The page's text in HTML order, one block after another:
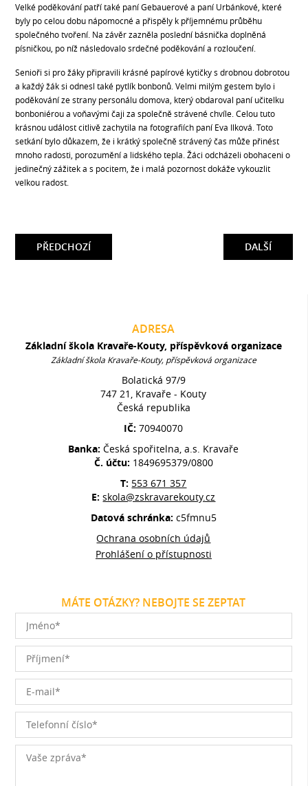
Velké poděkování patří také paní Gebauerové a paní Urbánkové, které
byly po celou dobu nápomocné a přispěly k příjemnému průběhu
společného tvoření. Na závěr zazněla poslední básnička doplněná
písničkou, po níž následovalo srdečné poděkování a rozloučení.
Senioři si pro žáky připravili krásné papírové kytičky s drobnou dobrotou
a každý žák si odnesl také pytlík bonbonů. Velmi milým gestem bylo i
poděkování ze strany personálu domova, který obdaroval paní učitelku
bonboniérou a voňavými čaji za společně strávené chvíle. Celou tuto
krásnou událost citlivě zachytila na fotografiích paní Eva Ilková. Toto
setkání bylo důkazem, že i krátký společně strávený čas může přinést
mnoho radosti, porozumění a lidského tepla. Žáci odcházeli obohaceni o
jedinečný zážitek a s pocitem, že i malá pozornost dokáže vykouzlit
velkou radost.
DALŠÍ
PŘEDCHOZÍ
ADRESA
Základní škola Kravaře-Kouty, příspěvková organizace
Základní škola Kravaře-Kouty, příspěvková organizace
Bolatická 97/9
747 21, Kravaře - Kouty
Česká republika
IČ:70940070
Banka:Česká spořitelna, a.s. Kravaře
Č. účtu: 1849695379/0800
T: 553 671 357
E:skola@zskravarekouty.cz
Datová schránka: c5fmnu5
Ochrana osobních údajů
Prohlášení o přístupnosti
MÁTE OTÁZKY? NEBOJTE SE ZEPTAT